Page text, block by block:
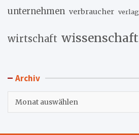
unternehmen verbraucher verlag
wirtschaft wissenschaft
Archiv